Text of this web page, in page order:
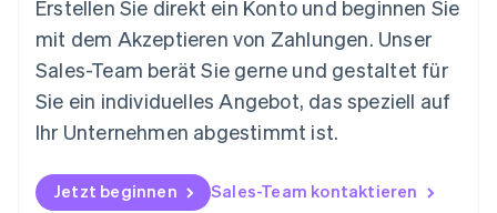
Erstellen Sie direkt ein Konto und beginnen Sie
mit dem Akzeptieren von Zahlungen. Unser
Sales-Team berät Sie gerne und gestaltet für
Sie ein individuelles Angebot, das speziell auf
Ihr Unternehmen abgestimmt ist.
Jetzt beginnen Sales-Team kontaktieren
Polen
English
Portugal
Português English
Rumänien
Schweden
Svenska English